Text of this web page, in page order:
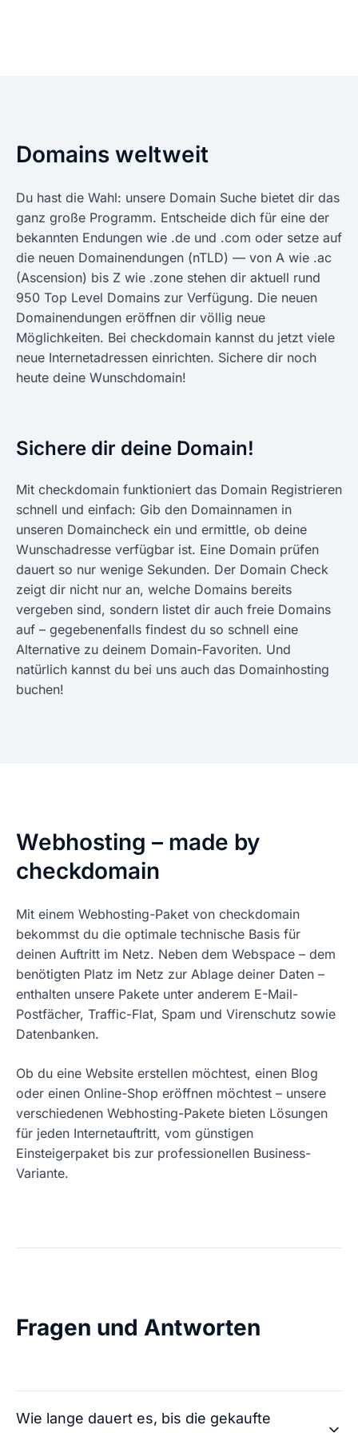
Domains weltweit
Du hast die Wahl: unsere Domain Suche bietet dir das
ganz große Programm. Entscheide dich für eine der
bekannten Endungen wie .de und .com oder setze auf
die neuen Domainendungen (nTLD) — von A wie .ac
(Ascension) bis Z wie .zone stehen dir aktuell rund
950 Top Level Domains zur Verfügung. Die neuen
Domainendungen eröffnen dir völlig neue
Möglichkeiten. Bei checkdomain kannst du jetzt viele
neue Internetadressen einrichten. Sichere dir noch
heute deine Wunschdomain!
Sichere dir deine Domain!
Mit checkdomain funktioniert das Domain Registrieren
schnell und einfach: Gib den Domainnamen in
unseren Domaincheck ein und ermittle, ob deine
Wunschadresse verfügbar ist. Eine Domain prüfen
dauert so nur wenige Sekunden. Der Domain Check
zeigt dir nicht nur an, welche Domains bereits
vergeben sind, sondern listet dir auch freie Domains
auf – gegebenenfalls findest du so schnell eine
Alternative zu deinem Domain-Favoriten. Und
natürlich kannst du bei uns auch das Domainhosting
buchen!
Webhosting – made by
checkdomain
Mit einem Webhosting-Paket von checkdomain
bekommst du die optimale technische Basis für
deinen Auftritt im Netz. Neben dem Webspace – dem
benötigten Platz im Netz zur Ablage deiner Daten –
enthalten unsere Pakete unter anderem E-Mail-
Postfächer, Traffic-Flat, Spam und Virenschutz sowie
Datenbanken.
Ob du eine Website erstellen möchtest, einen Blog
oder einen Online-Shop eröffnen möchtest – unsere
verschiedenen Webhosting-Pakete bieten Lösungen
für jeden Internetauftritt, vom günstigen
Einsteigerpaket bis zur professionellen Business-
Variante.
Fragen und Antworten
Wie lange dauert es, bis die gekaufte